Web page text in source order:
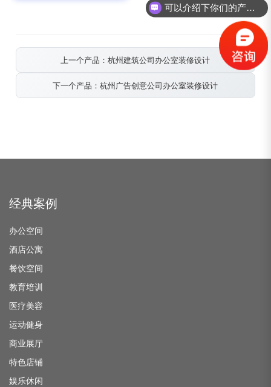
上一个产品：杭州建筑公司办公室装修设计
下一个产品：杭州广告创意公司办公室装修设计
经典案例
办公空间
酒店公寓
餐饮空间
教育培训
医疗美容
运动健身
商业展厅
特色店铺
娱乐休闲
可以介绍下你们的产品么？